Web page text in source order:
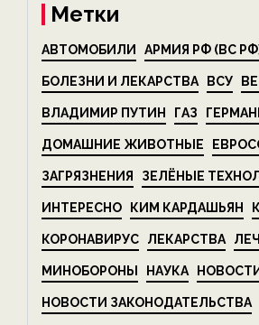
Метки
АВТОМОБИЛИ АРМИЯ РФ (ВС
БОЛЕЗНИ И ЛЕКАРСТВА ВСУ
ВЛАДИМИР ПУТИН ГАЗ
ДОМАШНИЕ ЖИВОТНЫЕ
ЗАГРЯЗНЕНИЯ ЗЕЛЁНЫЕ
ИНТЕРЕСНО КИМ КАРДАШЬЯН
КОРОНАВИРУС ЛЕКАРСТВА
МИНОБОРОНЫ НАУКА НОВОСТИ
НОВОСТИ ЗАКОНОДАТЕЛЬСТВА